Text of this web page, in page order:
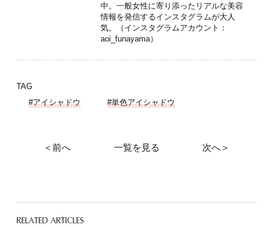
中。一般女性に寄り添ったリアルな美容
情報を発信するインスタグラムが大人
気。（インスタグラムアカウント：
aoi_funayama）
TAG
#アイシャドウ
#単色アイシャドウ
＜前へ 一覧を見る 次へ＞
RELATED ARTICLES